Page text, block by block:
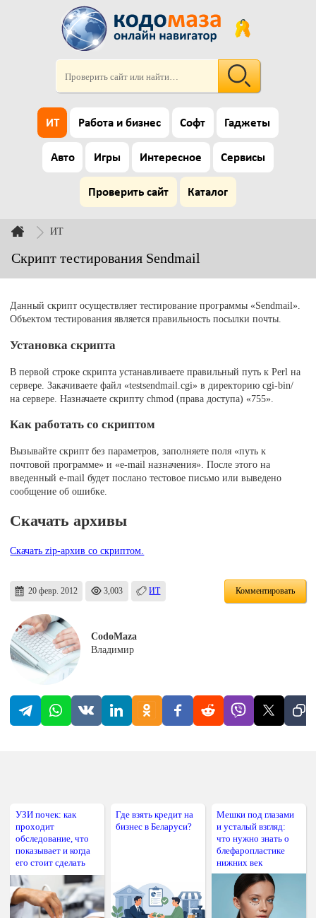
ИТ Работа и бизнес Софт Гаджеты
Авто Игры Интересное Сервисы
Проверить сайт Каталог
ИТ
Скрипт тестирования Sendmail
Данный скрипт осуществляет тестирование программы «Sendmail».
Объектом тестирования является правильность посылки почты.
Установка скрипта
В первой строке скрипта устанавливаете правильный путь к Perl на
сервере. Закачиваете файл «testsendmail.cgi» в директорию cgi-bin/
на сервере. Назначаете скрипту chmod (права доступа) «755».
Как работать со скриптом
Вызывайте скрипт без параметров, заполняете поля «путь к
почтовой программе» и «e-mail назначения». После этого на
введенный e-mail будет послано тестовое письмо или выведено
сообщение об ошибке.
Скачать архивы
Скачать zip-архив со скриптом.
20 февр. 2012 3,003 ИТ Комментировать
CodoMaza
Владимир
УЗИ почек: как
проходит
обследование, что
показывает и когда
его стоит сделать
Где взять кредит на
бизнес в Беларуси?
Мешки под глазами
и усталый взгляд:
что нужно знать о
блефаропластике
нижних век